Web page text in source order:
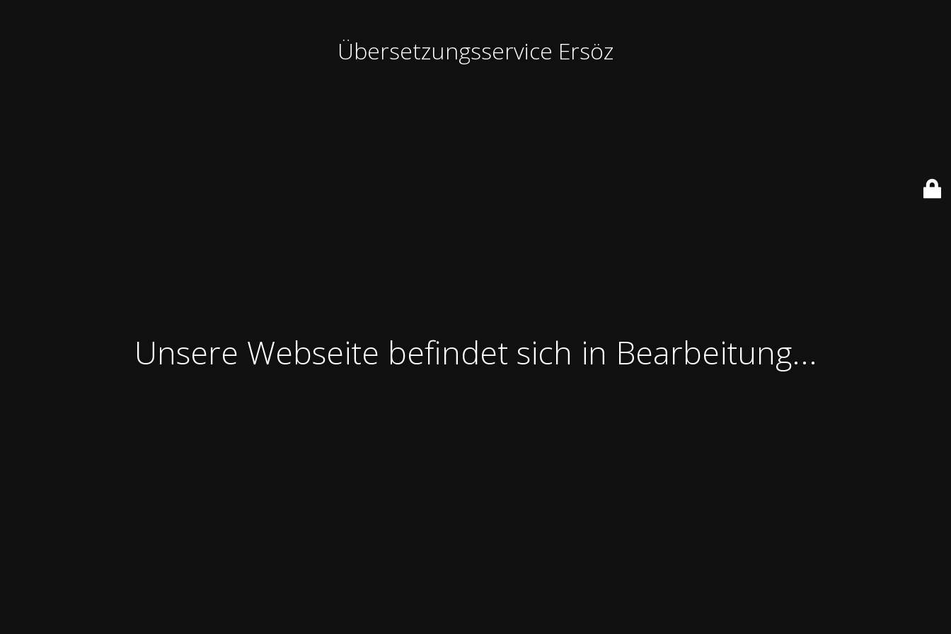
Übersetzungsservice Ersöz
Unsere Webseite befindet sich in Bearbeitung...